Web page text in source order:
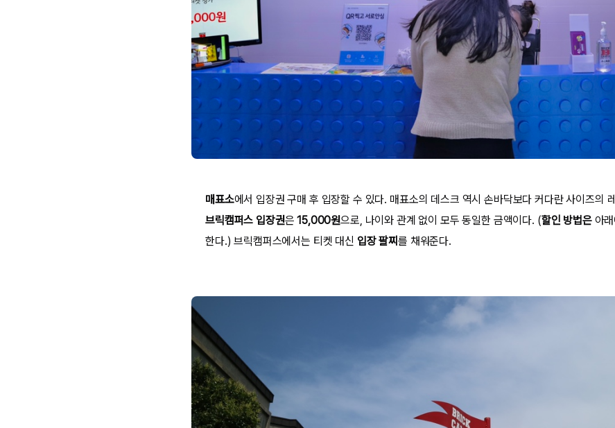
매표소에서 입장권 구매 후 입장할 수 있다. 매표소의 데스크 역시 손바닥보다 커다란 사이즈의
브릭캠퍼스 입장권은15,000원으로, 나이와 관계 없이 모두 동일한 금액이다. (할인 방법은아래
한다.)브릭캠퍼스에서는 티켓 대신 입장 팔찌를 채워준다.